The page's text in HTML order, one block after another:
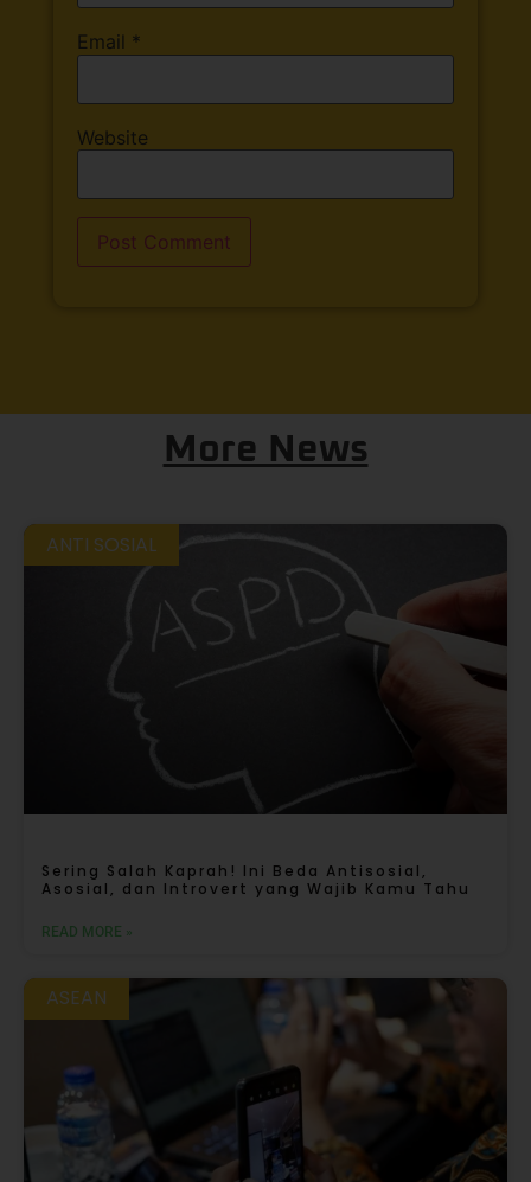
Email *
Website
More News
ANTI SOSIAL
Sering Salah Kaprah! Ini Beda Antisosial,
Asosial, dan Introvert yang Wajib Kamu Tahu
READ MORE »
ASEAN